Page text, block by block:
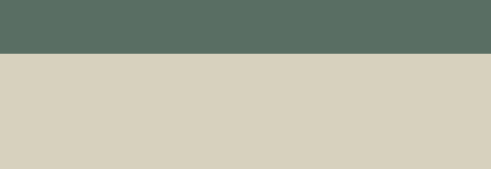
るパッシブデザイン